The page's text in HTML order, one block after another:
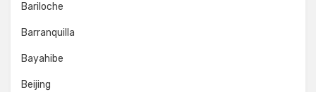
Bariloche
Barranquilla
Bayahibe
Beijing